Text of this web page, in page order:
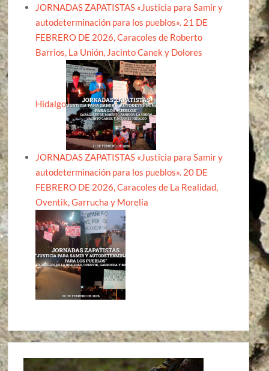
JORNADAS ZAPATISTAS «Justicia para Samir y
autodeterminación para los pueblos». 21 DE
FEBRERO DE 2026, Caracoles de Roberto
Barrios, La Unión, Jacinto Canek y Dolores
Hidalgo
JORNADAS ZAPATISTAS «Justicia para Samir y
autodeterminación para los pueblos». 20 DE
FEBRERO DE 2026, Caracoles de La Realidad,
Oventik, Garrucha y Morelia